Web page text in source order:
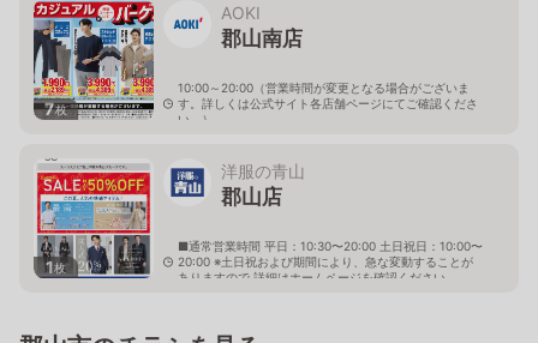
7枚
AOKI
郡山南店
10:00～20:00（営業時間が変更となる場合がございま
す。詳しくは公式サイト各店舗ページにてご確認くださ
い。）
1枚
洋服の青山
郡山店
■通常営業時間 平日：10:30〜20:00 土日祝日：10:00〜
20:00 ※土日祝および期間により、急な変動することが
ありますので 詳細はホームページを確認ください